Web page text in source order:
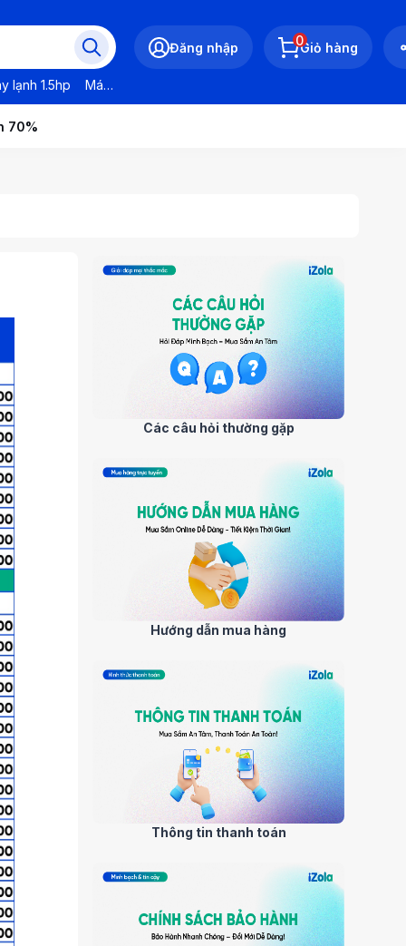
lạnh 1.5hp Máy lạnh LG
Đăng nhập 0Giỏ hàng
70%
Các câu hỏi thường gặp
Hướng dẫn mua hàng
Thông tin thanh toán